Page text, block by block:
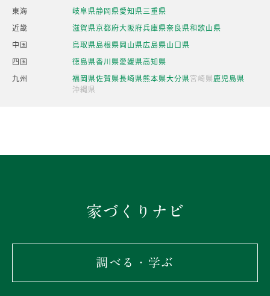
東海
岐阜県静岡県愛知県三重県
近畿
滋賀県京都府大阪府兵庫県奈良県和歌山県
中国
鳥取県島根県岡山県広島県山口県
四国
徳島県香川県愛媛県高知県
九州
福岡県佐賀県長崎県熊本県大分県宮崎県鹿児島県
沖縄県
家づくりナビ
調べる・学ぶ